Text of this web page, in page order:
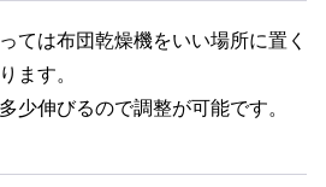
ては布団乾燥機をいい場所に置く
ます。
少伸びるので調整が可能です。